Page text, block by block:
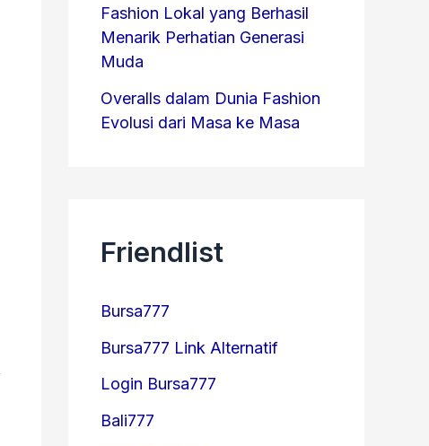
Fashion Lokal yang Berhasil
Menarik Perhatian Generasi
Muda
Overalls dalam Dunia Fashion
Evolusi dari Masa ke Masa
Friendlist
Bursa777
Bursa777 Link Alternatif
Login Bursa777
Bali777